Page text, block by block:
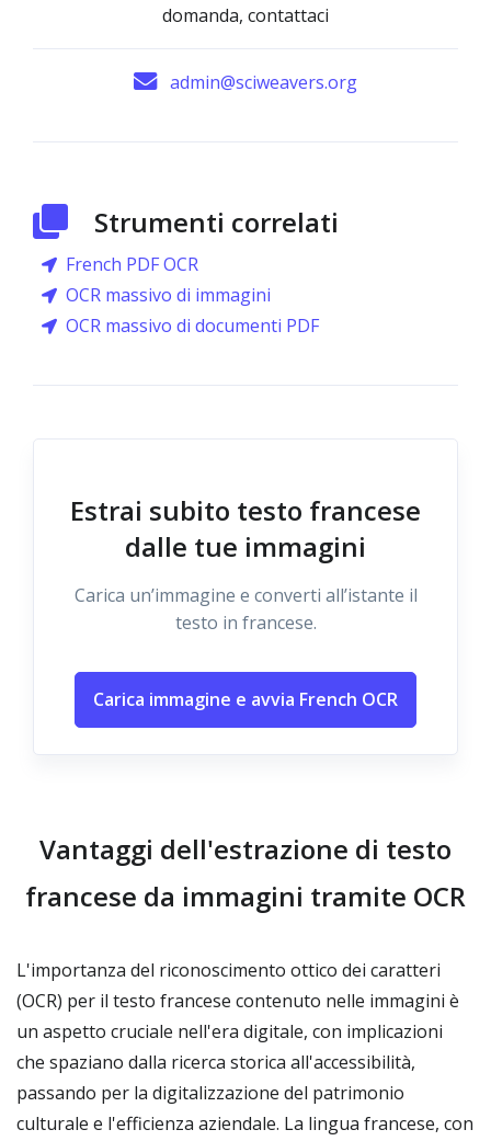
domanda, contattaci
admin@sciweavers.org
Strumenti correlati
French PDF OCR
OCR massivo di immagini
OCR massivo di documenti PDF
Estrai subito testo francese
dalle tue immagini
Carica un’immagine e converti all’istante il
testo in francese.
Carica immagine e avvia French OCR
Vantaggi dell'estrazione di testo
francese da immagini tramite OCR
L'importanza del riconoscimento ottico dei caratteri
(OCR) per il testo francese contenuto nelle immagini è
un aspetto cruciale nell'era digitale, con implicazioni
che spaziano dalla ricerca storica all'accessibilità,
passando per la digitalizzazione del patrimonio
culturale e l'efficienza aziendale. La lingua francese, con